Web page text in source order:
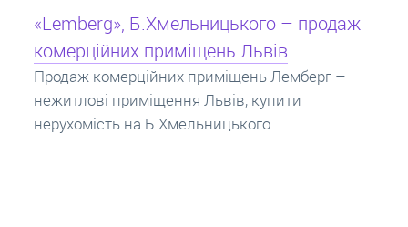
Кредит під заставу нерухомості: іпотека
Іпотека на квартиру – кредит на житло під
заставу нерухомості. Купити в іпотеку – що
потрібно знати? Консультація від Експертів
про іпотечні кредити.